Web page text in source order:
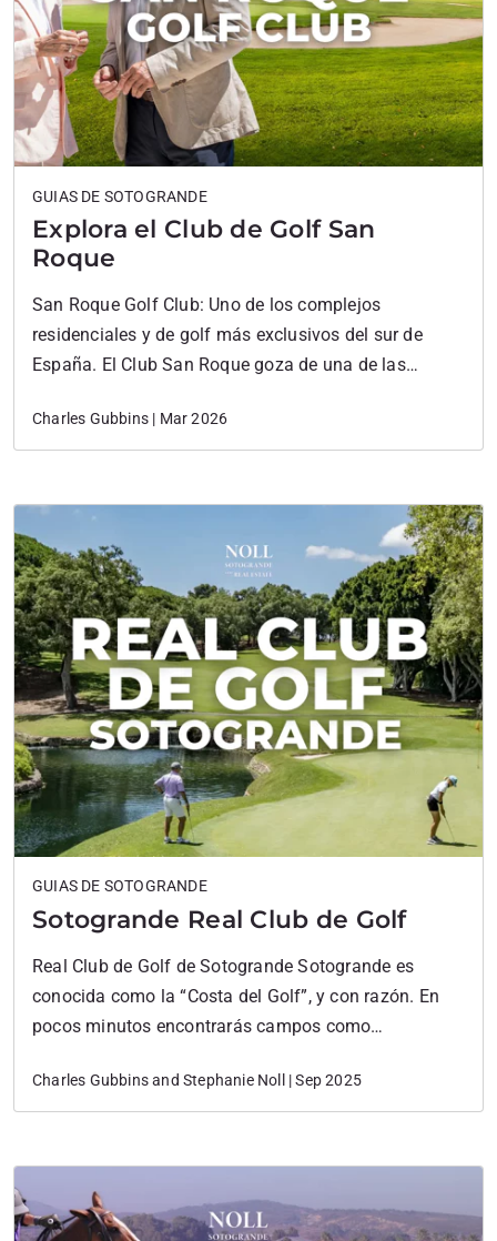
Explora el Club de Golf San
Roque
GUIAS DE SOTOGRANDE
San Roque Golf Club: Uno de los complejos
residenciales y de golf más exclusivos del sur de
España. El Club San Roque goza de una de las
urbanización privada y cerrada situada entre
Sotogrande y la costa mediterránea. Rodeado de
pocos…
Charles Gubbins | Mar 2026
Sotogrande Real Club de Golf
GUIAS DE SOTOGRANDE
Real Club de Golf de Sotogrande Sotogrande es
conocida como la “Costa del Golf”, y con razón. En
pocos minutos encontrarás campos como
el que realmente marcó el camino para todos los
demás es el Real Club de Golf Sotogrande. Con más
Charles Gubbins and Stephanie Noll | Sep 2025